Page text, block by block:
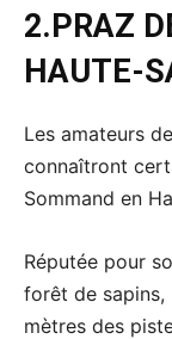
2.PRAZ
HAUTE-
Les amateurs
connaîtront
Sommand en
Réputée pour
forêt de sapins,
mètres des